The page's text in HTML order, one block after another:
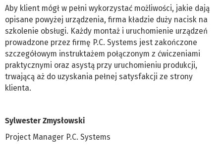
Aby klient mógł w pełni wykorzystać możliwości, jakie dają
opisane powyżej urządzenia, firma kładzie duży nacisk na
szkolenie obsługi. Każdy montaż i uruchomienie urządzeń
prowadzone przez firmę P.C. Systems jest zakończone
szczegółowym instruktażem połączonym z ćwiczeniami
praktycznymi oraz asystą przy uruchomieniu produkcji,
trwającą aż do uzyskania pełnej satysfakcji ze strony
klienta.
Sylwester Zmysłowski
Project Manager P.C. Systems